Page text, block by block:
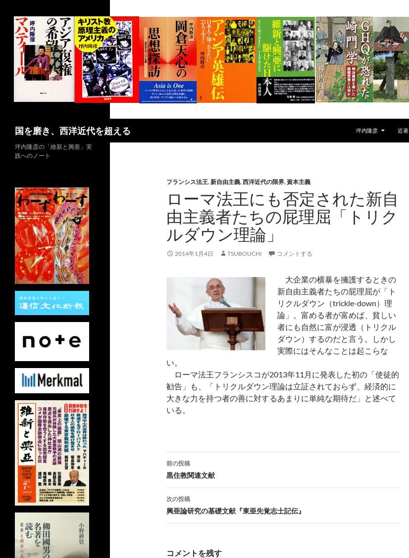
国を磨き、西洋近代を超える 坪内隆彦 近著
フランシス法王,新自由主義,西洋近代の限界,資本主義
ローマ法王にも否定された新自
由主義者たちの屁理屈「トリク
ルダウン理論」
2014年1月4日 TSUBOUCHI コメントする
大企業の横暴を擁護するときの
新自由主義者たちの屁理屈が「ト
リクルダウン（trickle-down）理
論」。富める者が富めば、貧しい
者にも自然に富が浸透（トリクル
ダウン）するのだと言う。しかし
実際にはそんなことは起こらな
い。
ローマ法王フランシスコが2013年11月に発表した初の「使徒的
勧告」も、「トリクルダウン理論は立証されておらず、経済的に
大きな力を持つ者の善に対するあまりに単純な期待だ」と述べて
いる。
投
稿
ナ
ビ
ゲ
前の投稿
黒住教関連文献
次の投稿
興亜論研究の基礎文献『東亜先覚志士記伝』
コメントを残す
坪内隆彦の「維新と興亜」実
践へのノート